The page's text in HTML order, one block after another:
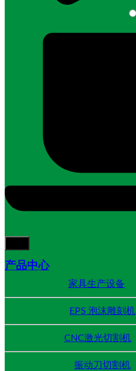
产品中心
家具生产设备
EPS 泡沫雕刻机
CNC激光切割机
振动刀切割机